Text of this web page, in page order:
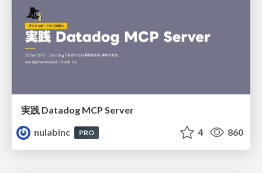
実践 Datadog MCP Server
nulabinc
PRO 4 860